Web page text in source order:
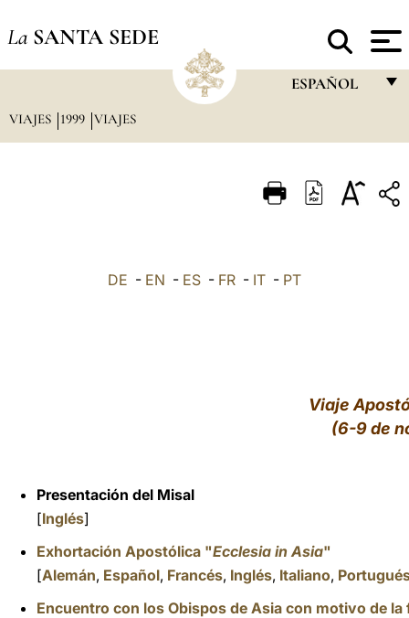
La SANTA SEDE
ESPAÑOL
ITALIANO
中文
LATINE
VIAJES 1999 VIAJES
DE - EN - ES - FR - IT - PT
Viaje
(6-9 de
Presentación del Misal
[Inglés]
Exhortación Apostólica "Ecclesia in Asia"
[Alemán, Español, Francés, Inglés, Italiano,
Encuentro con los Obispos de Asia con motivo de